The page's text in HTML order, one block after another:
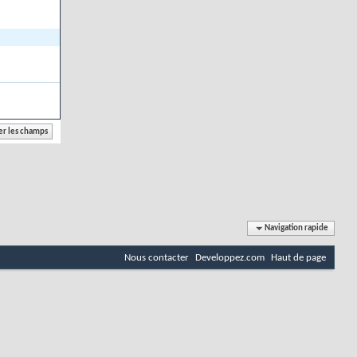
Navigation rapide
Nous contacter Developpez.com Haut de page